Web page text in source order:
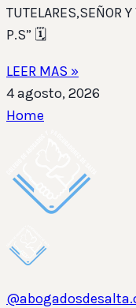
TUTELARES,SEÑOR
P.S” 🗓️
LEER MAS »
4 agosto, 2026
Home